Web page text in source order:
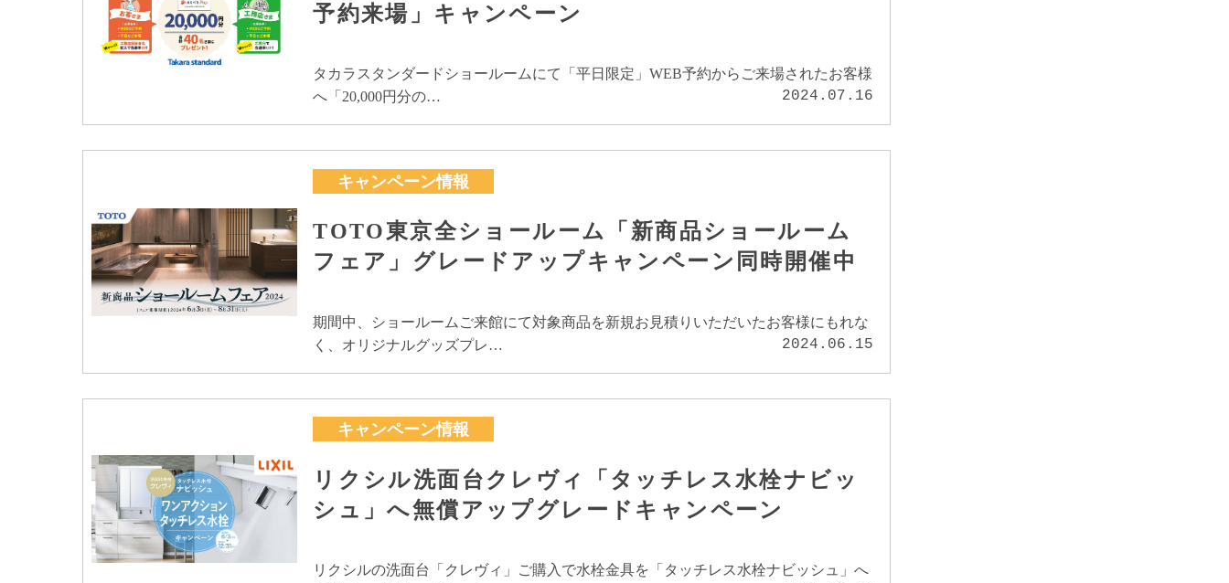
予約来場」キャンペーン
タカラスタンダードショールームにて「平日限定」WEB予約からご来場されたお客様
へ「20,000円分の…
2024.07.16
キャンペーン情報
TOTO東京全ショールーム「新商品ショールーム
フェア」グレードアップキャンペーン同時開催中
期間中、ショールームご来館にて対象商品を新規お見積りいただいたお客様にもれな
く、オリジナルグッズプレ…
2024.06.15
キャンペーン情報
リクシル洗面台クレヴィ「タッチレス水栓ナビッ
シュ」へ無償アップグレードキャンペーン
リクシルの洗面台「クレヴィ」ご購入で水栓金具を「タッチレス水栓ナビッシュ」へ